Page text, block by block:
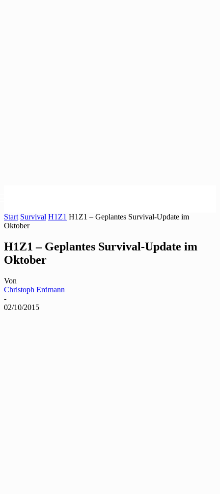
Start Survival H1Z1 H1Z1 – Geplantes Survival-Update im
Oktober
H1Z1 – Geplantes Survival-Update im
Oktober
Von
Christoph Erdmann
-
02/10/2015